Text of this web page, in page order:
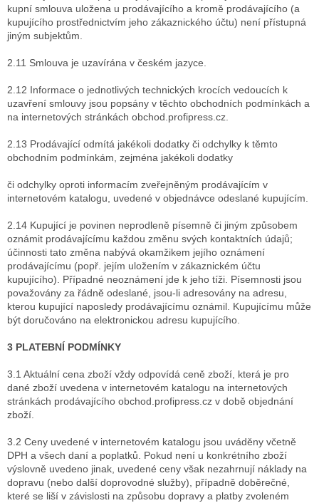
kupní smlouva uložena u prodávajícího a kromě prodávajícího (a
kupujícího prostřednictvím jeho zákaznického účtu) není přístupná
jiným subjektům.
2.11 Smlouva je uzavírána v českém jazyce.
2.12 Informace o jednotlivých technických krocích vedoucích k
uzavření smlouvy jsou popsány v těchto obchodních podmínkách a
na internetových stránkách obchod.profipress.cz.
2.13 Prodávající odmítá jakékoli dodatky či odchylky k těmto
obchodním podmínkám, zejména jakékoli dodatky
či odchylky oproti informacím zveřejněným prodávajícím v
internetovém katalogu, uvedené v objednávce odeslané kupujícím.
2.14 Kupující je povinen neprodleně písemně či jiným způsobem
oznámit prodávajícímu každou změnu svých kontaktních údajů;
účinnosti tato změna nabývá okamžikem jejího oznámení
prodávajícímu (popř. jejím uložením v zákaznickém účtu
kupujícího). Případné neoznámení jde k jeho tíži. Písemnosti jsou
považovány za řádně odeslané, jsou-li adresovány na adresu,
kterou kupující naposledy prodávajícímu oznámil. Kupujícímu může
být doručováno na elektronickou adresu kupujícího.
3 PLATEBNÍ PODMÍNKY
3.1 Aktuální cena zboží vždy odpovídá ceně zboží, která je pro
dané zboží uvedena v internetovém katalogu na internetových
stránkách prodávajícího obchod.profipress.cz v době objednání
zboží.
3.2 Ceny uvedené v internetovém katalogu jsou uváděny včetně
DPH a všech daní a poplatků. Pokud není u konkrétního zboží
výslovně uvedeno jinak, uvedené ceny však nezahrnují náklady na
dopravu (nebo další doprovodné služby), případně doběrečné,
které se liší v závislosti na způsobu dopravy a platby zvoleném